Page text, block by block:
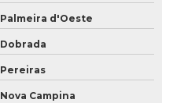
Palmeira d'Oeste
Dobrada
Pereiras
Nova Campina